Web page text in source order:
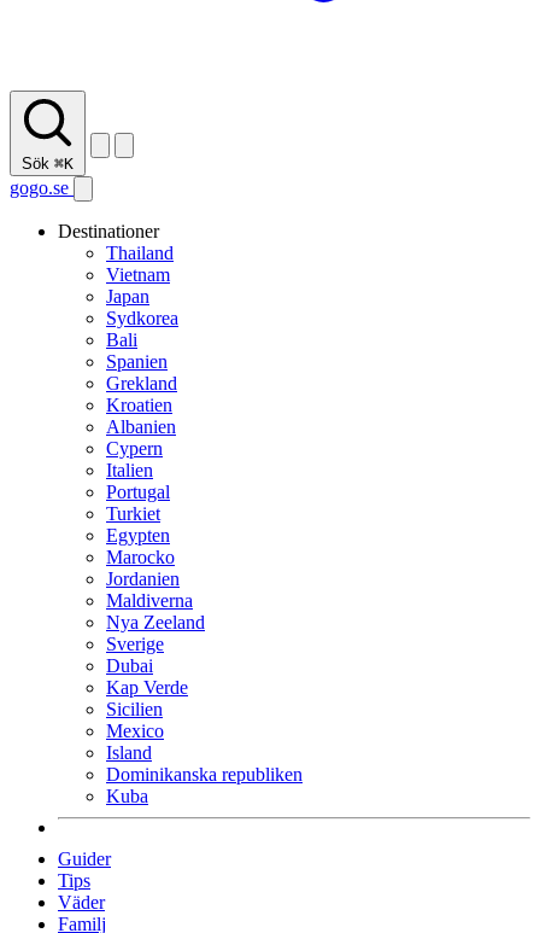
Sök ⌘K
gogo.se
Destinationer
Thailand
Vietnam
Japan
Sydkorea
Bali
Spanien
Grekland
Kroatien
Albanien
Cypern
Italien
Portugal
Turkiet
Egypten
Marocko
Jordanien
Maldiverna
Nya Zeeland
Sverige
Dubai
Kap Verde
Sicilien
Mexico
Island
Dominikanska republiken
Kuba
Guider
Tips
Väder
Familj